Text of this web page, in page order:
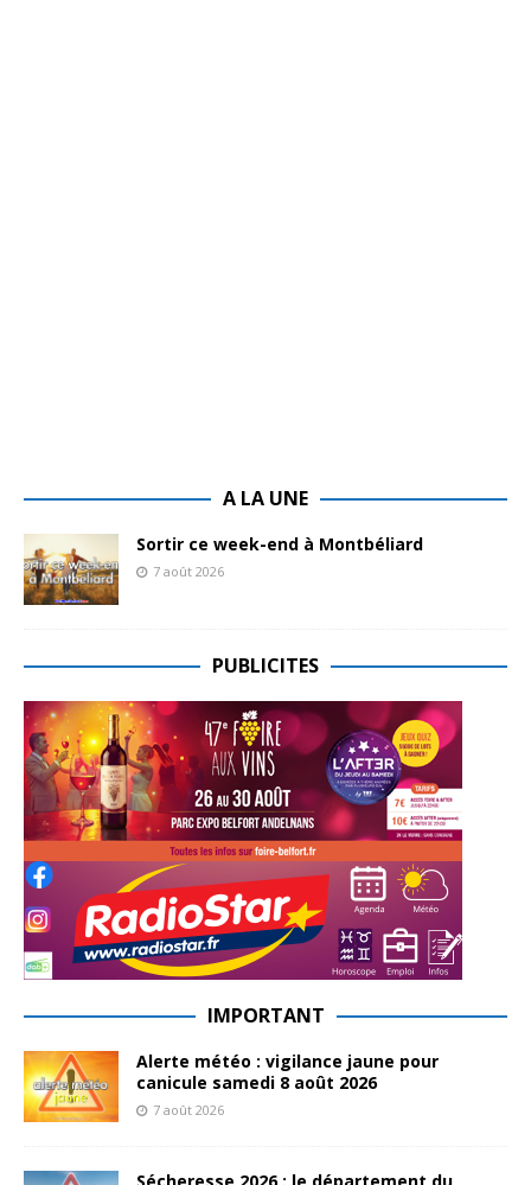
A LA UNE
Sortir ce week-end à Montbéliard
7 août 2026
PUBLICITES
IMPORTANT
Alerte météo : vigilance jaune pour
canicule samedi 8 août 2026
7 août 2026